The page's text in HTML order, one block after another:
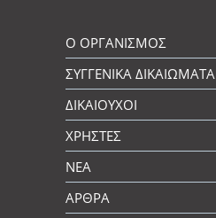
Ο ΟΡΓΑΝΙΣΜΟΣ
ΣΥΓΓΕΝΙΚΆ ΔΙΚΑΙΩΜΑΤΑ
ΔΙΚΑΙΟΥΧΟΙ
XΡΉΣΤΕΣ
ΝΕΑ
ΑΡΘΡΑ